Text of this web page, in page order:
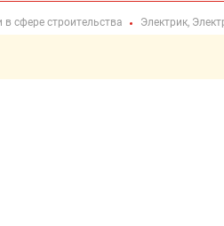
в сфере строительства Электрик,